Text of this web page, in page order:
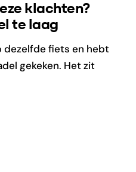
klachten?
te laag
dezelfde fiets en hebt
gekeken. Het zit